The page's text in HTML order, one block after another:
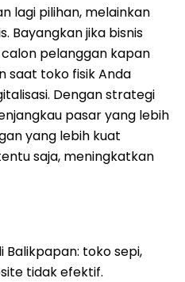
lagi pilihan, melainkan
Bayangkan jika bisnis
pelanggan kapan
saat toko fisik Anda
Dengan strategi
pasar yang lebih
yang lebih kuat
saja, meningkatkan
Balikpapan: toko sepi,
tidak efektif.